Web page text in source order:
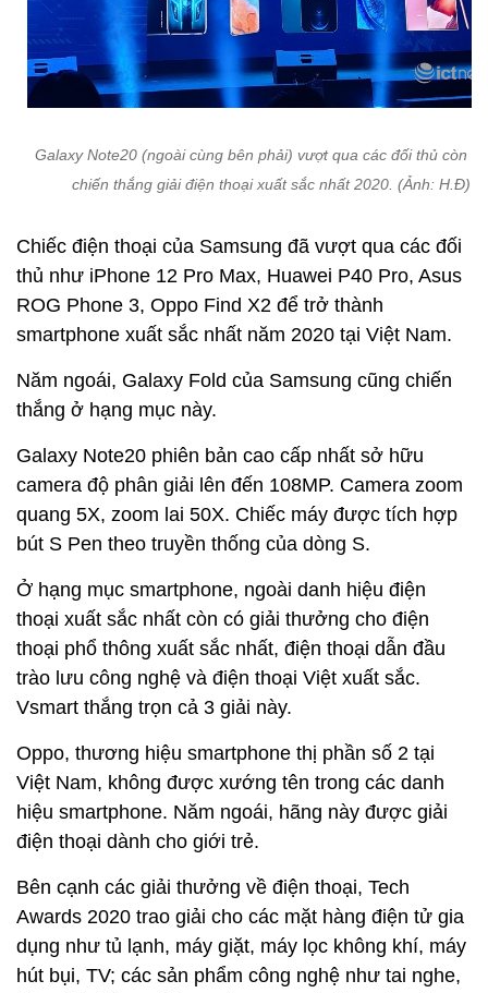
Galaxy Note20 (ngoài cùng bên phải) vượt qua các đối thủ còn
chiến thắng giải điện thoại xuất sắc nhất 2020. (Ảnh: H.Đ)
Chiếc điện thoại của Samsung đã vượt qua các đối
thủ như iPhone 12 Pro Max, Huawei P40 Pro, Asus
ROG Phone 3, Oppo Find X2 để trở thành
smartphone xuất sắc nhất năm 2020 tại Việt Nam.
Năm ngoái, Galaxy Fold của Samsung cũng chiến
thắng ở hạng mục này.
Galaxy Note20 phiên bản cao cấp nhất sở hữu
camera độ phân giải lên đến 108MP. Camera zoom
quang 5X, zoom lai 50X. Chiếc máy được tích hợp
bút S Pen theo truyền thống của dòng S.
Ở hạng mục smartphone, ngoài danh hiệu điện
thoại xuất sắc nhất còn có giải thưởng cho điện
thoại phổ thông xuất sắc nhất, điện thoại dẫn đầu
trào lưu công nghệ và điện thoại Việt xuất sắc.
Vsmart thắng trọn cả 3 giải này.
Oppo, thương hiệu smartphone thị phần số 2 tại
Việt Nam, không được xướng tên trong các danh
hiệu smartphone. Năm ngoái, hãng này được giải
điện thoại dành cho giới trẻ.
Bên cạnh các giải thưởng về điện thoại, Tech
Awards 2020 trao giải cho các mặt hàng điện tử gia
dụng như tủ lạnh, máy giặt, máy lọc không khí, máy
hút bụi, TV; các sản phẩm công nghệ như tai nghe,